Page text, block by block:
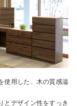
使用した、木の質感溢
とデザイン性をすっき